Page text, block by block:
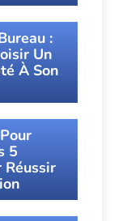
:
Un
À Son
5
Réussir